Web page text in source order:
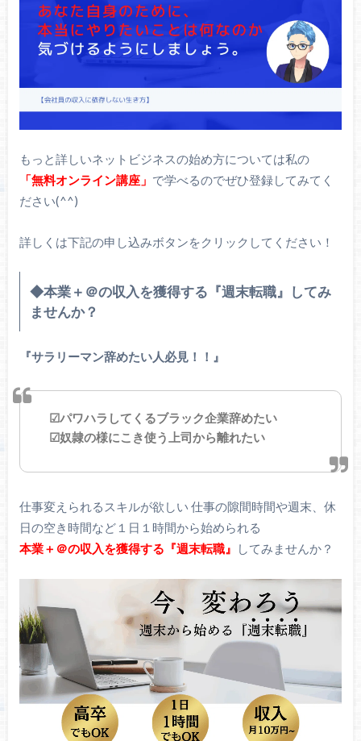
もっと詳しいネットビジネスの始め方については私の
「無料オンライン講座」 で学べるのでぜひ登録してみてく
ださい(^^)
詳しくは下記の申し込みボタンをクリックしてください！
◆本業＋＠の収入を獲得する『週末転職』してみ
ませんか？
『サラリーマン辞めたい人必見！！』
☑パワハラしてくるブラック企業辞めたい
☑奴隷の様にこき使う上司から離れたい
仕事変えられるスキルが欲しい 仕事の隙間時間や週末、休
日の空き時間など１日１時間から始められる
本業＋＠の収入を獲得する『週末転職』
してみませんか？